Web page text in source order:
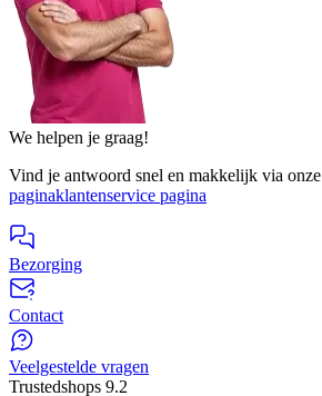
We helpen je graag!
Vind je antwoord snel en makkelijk via onze
paginaklantenservice pagina
Bezorging
Contact
Veelgestelde vragen
Trustedshops 9.2